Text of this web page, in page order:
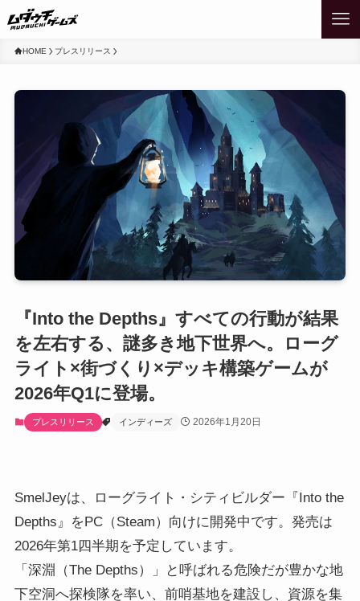
HOME プレスリリース
『Into the Depths』すべての行動が結果
を左右する、謎多き地下世界へ。ローグ
ライト×街づくり×デッキ構築ゲームが
2026年Q1に登場。
プレスリリース インディーズ 2026年1月20日
SmelJeyは、ローグライト・シティビルダー『Into the
Depths』をPC（Steam）向けに開発中です。発売は
2026年第1四半期を予定しています。
「深淵（The Depths）」と呼ばれる危険だが豊かな地
下空洞へ探検隊を率い、前哨基地を建設し、資源を集